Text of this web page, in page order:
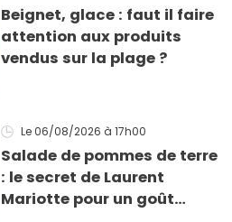
Beignet, glace : faut il faire
attention aux produits
vendus sur la plage ?
Le 06/08/2026 à 17h00
Salade de pommes de terre
: le secret de Laurent
Mariotte pour un goût